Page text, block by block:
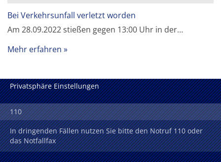
Bei Verkehrsunfall verletzt worden
Am 28.09.2022 stießen gegen 13:00 Uhr in der…
Mehr erfahren
Privatsphäre Einstellungen
110
In dringenden Fällen nutzen Sie bitte den Notruf 110 oder
das Notfallfax